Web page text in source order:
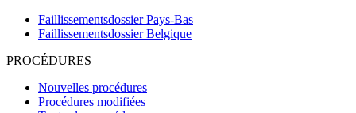
Faillissementsdossier Pays-Bas
Faillissementsdossier Belgique
PROCÉDURES
Nouvelles procédures
Procédures modifiées